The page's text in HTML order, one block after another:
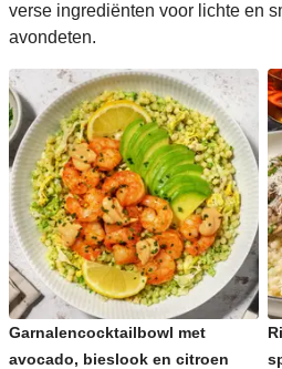
verse ingrediënten voor lichte en
avondeten.
Garnalencocktailbowl met
avocado, bieslook en citroen